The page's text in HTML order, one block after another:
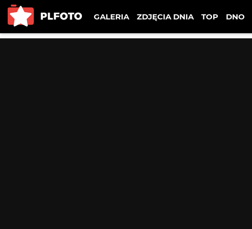
GALERIA ZDJĘCIA DNIA TOP DNO